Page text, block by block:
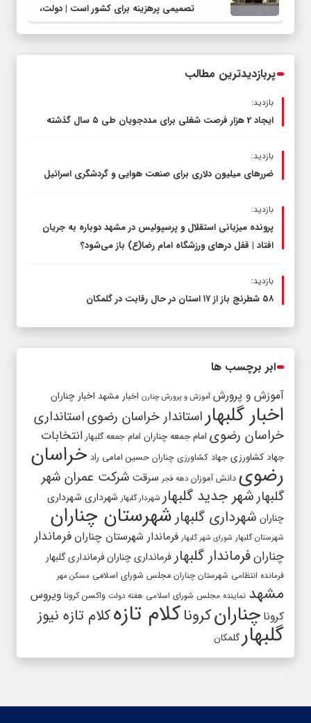
تصمیمی پرهزینه برای کشور است | دولت،
قاچاق سوخت و عوامل اصلی ناترازی را
پربازدیدترین مطالب
بازدید:
ایجاد 2 هزار فرصت شغلی برای مددجویان طی ۵ سال گذشته
بازدید:
ضررهای میلیون دلاری برای صنعت هوایی و گردشگری اسرائیل
بازدید:
پرونده میزبانی استقلال و پرسپولیس در مشهد دوباره به جریان
افتاد | قفل در‌های ورزشگاه امام رضا(ع) باز می‌شود؟
بازدید:
۵۸ شطرنج‌ باز از ۱۷ استان در حال رقابت در گلمکان
ابر برچسب ها
آموزش و پرورش آموزش و پرورش چنارن اخبار مشهد اخبار چناران
اخبار گلبهار استاندار خراسان رضویاستانداری
خراسان رضوی امام جمعه چناران امام جمعه گلبهار انتخابات
جهاد کشاورزی جهاد کشاورزی چناران حسین امامی راد خراسان
رضوی دانش آموزان دهه فجر سرقت شرکت عمران شهر
گلبهارشهر جدید گلبهار شهردار گلبهار شهرداری شهرداری
چناران شهرداری گلبهار شهرستان چناران
شهرستان گلبهار شورای شهر گلبهار فرماندار شهرستان چناران فرماندار
چنارانفرماندار گلبهار فرمانداری چنارانفرمانداری گلبهار
فرمانده انتظامی شهرستان چناران مجلس شورای اسلامی مسکن مهر
مشهد نماینده مجلس شورای اسلامی هفته دولت واکسن کرونا ویروس
کرونا چنارانکروناکلام تازهکلام تازه نیوز
گلبهارگلمکان